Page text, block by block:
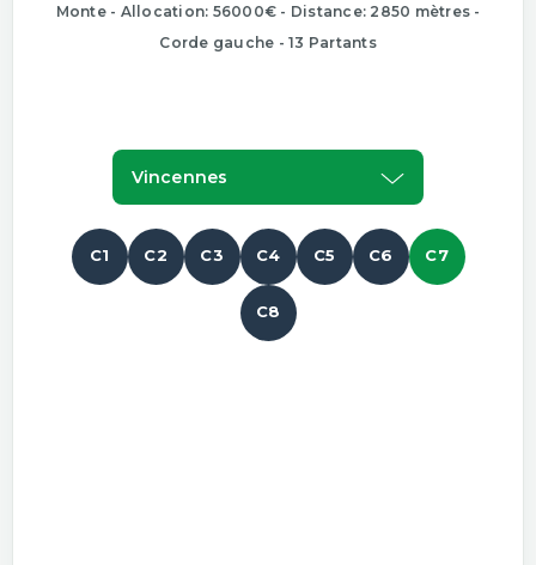
Monte - Allocation: 56000€ - Distance: 2850 mètres -
Corde gauche - 13 Partants
Vincennes
C1 C2 C3 C4 C5 C6 C7
C8